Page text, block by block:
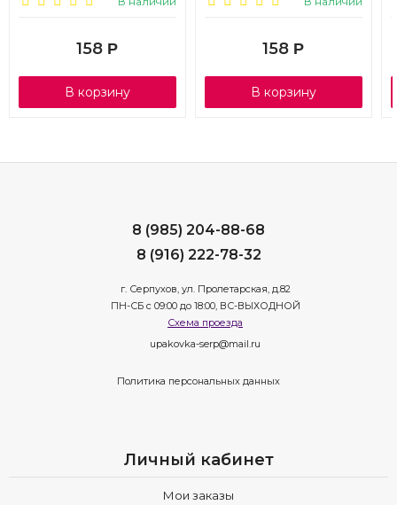
158 Р
В корзину
158 Р
В корзину
8 (985) 204-88-68
8 (916) 222-78-32
г. Серпухов, ул. Пролетарская, д.82
ПН-СБ с 09:00 до 18:00, ВС-ВЫХОДНОЙ
Схема проезда
upakovka-serp@mail.ru
Политика персональных данных
Личный кабинет
Мои заказы